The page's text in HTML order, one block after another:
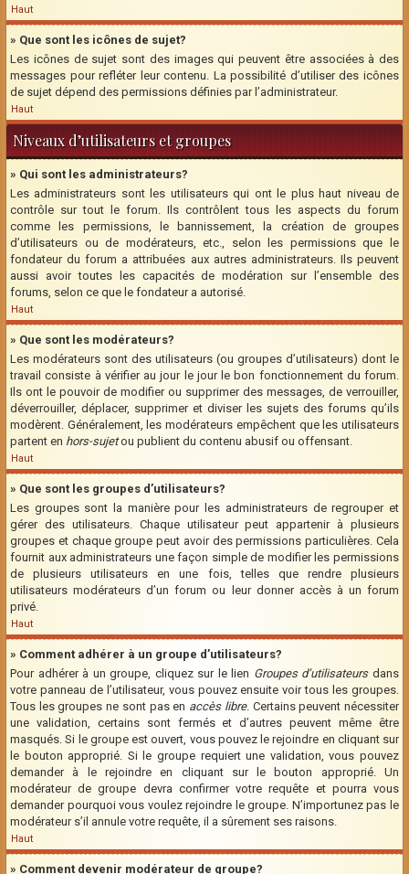
Haut
» Que sont les icônes de sujet?
Les icônes de sujet sont des images qui peuvent être associées à des
messages pour refléter leur contenu. La possibilité d’utiliser des icônes
de sujet dépend des permissions définies par l’administrateur.
Haut
Niveaux d’utilisateurs et groupes
» Qui sont les administrateurs?
Les administrateurs sont les utilisateurs qui ont le plus haut niveau de
contrôle sur tout le forum. Ils contrôlent tous les aspects du forum
comme les permissions, le bannissement, la création de groupes
d’utilisateurs ou de modérateurs, etc., selon les permissions que le
fondateur du forum a attribuées aux autres administrateurs. Ils peuvent
aussi avoir toutes les capacités de modération sur l’ensemble des
forums, selon ce que le fondateur a autorisé.
Haut
» Que sont les modérateurs?
Les modérateurs sont des utilisateurs (ou groupes d’utilisateurs) dont le
travail consiste à vérifier au jour le jour le bon fonctionnement du forum.
Ils ont le pouvoir de modifier ou supprimer des messages, de verrouiller,
déverrouiller, déplacer, supprimer et diviser les sujets des forums qu’ils
modèrent. Généralement, les modérateurs empêchent que les utilisateurs
partent en hors-sujetou publient du contenu abusif ou offensant.
Haut
» Que sont les groupes d’utilisateurs?
Les groupes sont la manière pour les administrateurs de regrouper et
gérer des utilisateurs. Chaque utilisateur peut appartenir à plusieurs
groupes et chaque groupe peut avoir des permissions particulières. Cela
fournit aux administrateurs une façon simple de modifier les permissions
de plusieurs utilisateurs en une fois, telles que rendre plusieurs
utilisateurs modérateurs d’un forum ou leur donner accès à un forum
privé.
Haut
» Comment adhérer à un groupe d’utilisateurs?
Pour adhérer à un groupe, cliquez sur le lien Groupes d’utilisateursdans
votre panneau de l’utilisateur, vous pouvez ensuite voir tous les groupes.
Tous les groupes ne sont pas en accès libre. Certains peuvent nécessiter
une validation, certains sont fermés et d’autres peuvent même être
masqués. Si le groupe est ouvert, vous pouvez le rejoindre en cliquant sur
le bouton approprié. Si le groupe requiert une validation, vous pouvez
demander à le rejoindre en cliquant sur le bouton approprié. Un
modérateur de groupe devra confirmer votre requête et pourra vous
demander pourquoi vous voulez rejoindre le groupe. N’importunez pas le
modérateur s’il annule votre requête, il a sûrement ses raisons.
Haut
» Comment devenir modérateur de groupe?